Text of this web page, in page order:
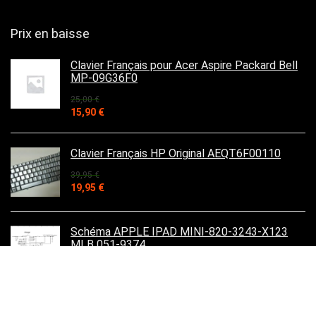
Prix en baisse
Clavier Français pour Acer Aspire Packard Bell
MP-09G36F0
25,00€
Le
initial
était :
25,00 €.
15,90 €Le
actuel
est :
15,90 €.
Clavier Français HP Original AEQT6F00110
39,95€
Le
initial
était :
39,95 €.
19,95 €Le
actuel
est :
19,95 €.
Schéma APPLE IPAD MINI-820-3243-X123
MLB 051-9374